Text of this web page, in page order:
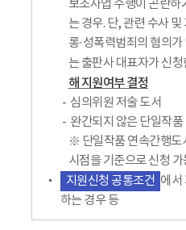
보조사업 수행이 곤란하
는 경우. 단, 관련 수사
롱·성폭력범죄의 혐의
는 출판사 대표자가 신
해 지원여부 결정
심의위원 저술 도서
완간되지 않은 단일작품
※ 단일작품 연속간행도
시점을 기준으로 신청 가
지원신청 공통조건 에서
하는 경우 등